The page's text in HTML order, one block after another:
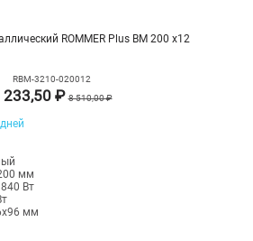
ROMMER Plus BM 200 х12
RBM-3210-020012
233,50 ₽8 510,00 ₽
мм
Вт
мм